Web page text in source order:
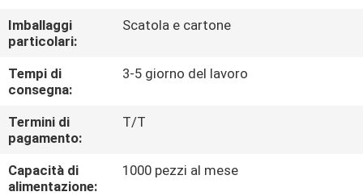
QUALITÀ
CONTATTICI
RICHIEDA
UNA
CITAZIONE
Imballaggi
particolari:
Scatola e cartone
Tempi di
consegna:
3-5 giorno del lavoro
Termini di
pagamento:
T/T
Capacità di
alimentazione:
1000 pezzi al mese